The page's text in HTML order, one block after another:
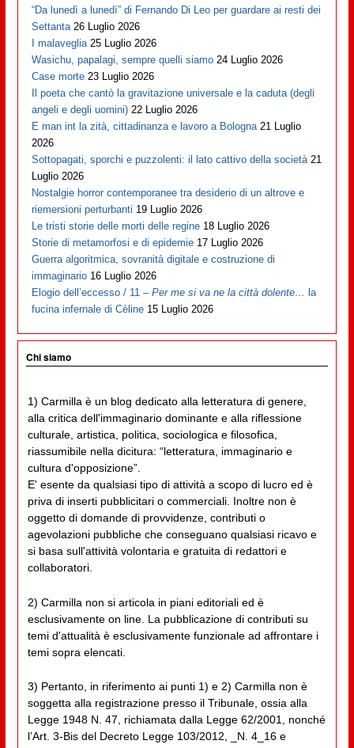
“Da lunedì a lunedì” di Fernando Di Leo per guardare ai resti dei
Settanta 26 Luglio 2026
I malaveglia 25 Luglio 2026
Wasichu, papalagi, sempre quelli siamo 24 Luglio 2026
Case morte 23 Luglio 2026
Il poeta che cantò la gravitazione universale e la caduta (degli
angeli e degli uomini) 22 Luglio 2026
E man int la zità, cittadinanza e lavoro a Bologna 21 Luglio
2026
Sottopagati, sporchi e puzzolenti: il lato cattivo della società 21
Luglio 2026
Nostalgie horror contemporanee tra desiderio di un altrove e
riemersioni perturbanti 19 Luglio 2026
Le tristi storie delle morti delle regine 18 Luglio 2026
Storie di metamorfosi e di epidemie 17 Luglio 2026
Guerra algoritmica, sovranità digitale e costruzione di
immaginario 16 Luglio 2026
Elogio dell’eccesso / 11 –Per me si va ne la città dolente… la
fucina infernale di Cèline 15 Luglio 2026
Chi siamo
1) Carmilla è un blog dedicato alla letteratura di genere,
alla critica dell'immaginario dominante e alla riflessione
culturale, artistica, politica, sociologica e filosofica,
riassumibile nella dicitura: “letteratura, immaginario e
cultura d'opposizione”.
E' esente da qualsiasi tipo di attività a scopo di lucro ed è
priva di inserti pubblicitari o commerciali. Inoltre non è
oggetto di domande di provvidenze, contributi o
agevolazioni pubbliche che conseguano qualsiasi ricavo e
si basa sull'attività volontaria e gratuita di redattori e
collaboratori.
2) Carmilla non si articola in piani editoriali ed è
esclusivamente on line. La pubblicazione di contributi su
temi d'attualità è esclusivamente funzionale ad affrontare i
temi sopra elencati.
3) Pertanto, in riferimento ai punti 1) e 2) Carmilla non è
soggetta alla registrazione presso il Tribunale, ossia alla
Legge 1948 N. 47, richiamata dalla Legge 62/2001, nonché
l’Art. 3-Bis del Decreto Legge 103/2012, _N. 4_16 e